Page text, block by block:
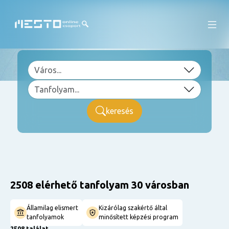
keresés
2508 elérhető tanfolyam 30 városban
Államilag elismert
tanfolyamok
Kizárólag szakértő által
minősített képzési program